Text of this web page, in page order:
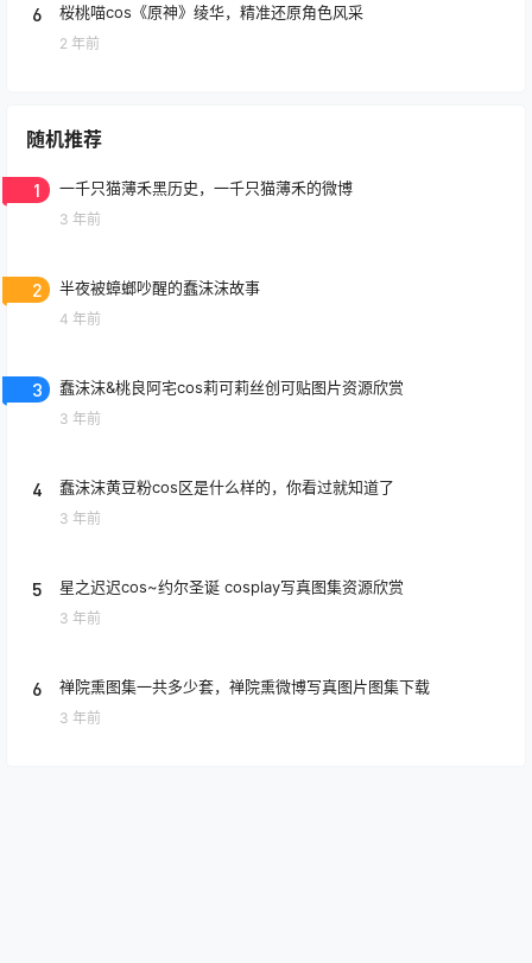
6 桜桃喵cos《原神》绫华，精准还原角色风采
2 年前
随机推荐
1 一千只猫薄禾黑历史，一千只猫薄禾的微博
3 年前
2 半夜被蟑螂吵醒的蠢沫沫故事
4 年前
3 蠢沫沫&桃良阿宅cos莉可莉丝创可贴图片资源欣赏
3 年前
4 蠢沫沫黄豆粉cos区是什么样的，你看过就知道了
3 年前
5 星之迟迟cos~约尔圣诞 cosplay写真图集资源欣赏
3 年前
6 禅院熏图集一共多少套，禅院熏微博写真图片图集下载
3 年前